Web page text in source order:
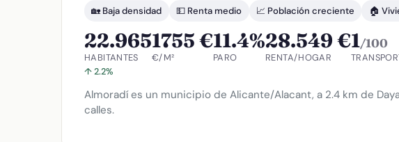
🏡 Baja densidad 💵 Renta medio 📈 Población creciente 🏠
22.965
HABITANTES
↑ 2.2%
1755 €
€/M²
11.4%
PARO
28.549 €
RENTA/HOGAR
1/100
Almoradí es un municipio de Alicante/Alacant, a 2.4 km de
calles.